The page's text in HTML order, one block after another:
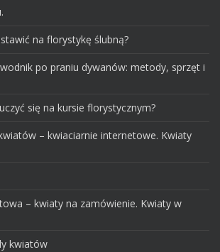
na florystykę ślubną?
po praniu dywanów: metody, sprzęt i
się na kursie florystycznym?
– kwiaciarnie internetowe. Kwiaty
– kwiaty na zamówienie. Kwiaty w
kwiatów